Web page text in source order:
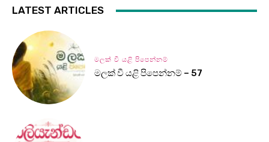
LATEST ARTICLES
මලක් වී යළි පිපෙන්නම්
මලක් වී යළි පිපෙන්නම් – 57